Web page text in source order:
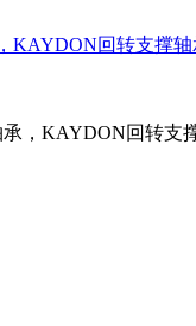
，KAYDON回转支